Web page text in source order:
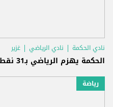
نادي الحكمة نادي الرياضي غزير
الحكمة يهزم الرياضي بـ31 نقطة...الحسم إلى المباراة السابعة
رياضة